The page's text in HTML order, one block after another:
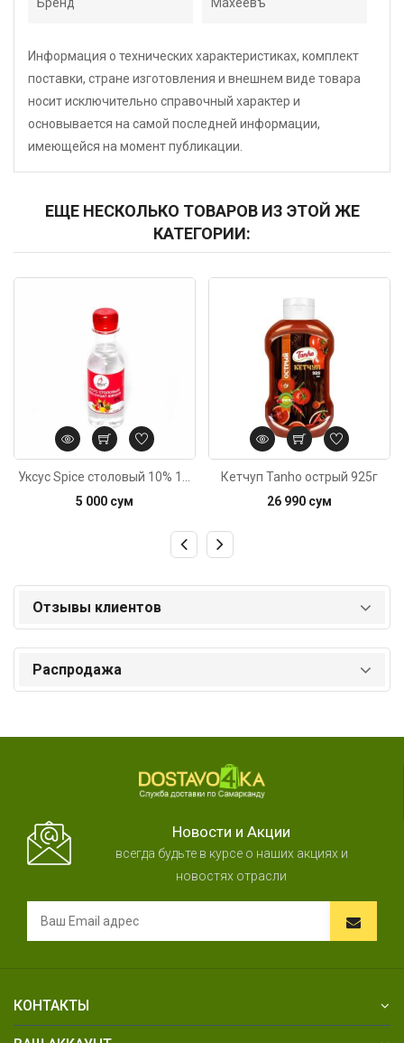
Информация о технических характеристиках, комплект
поставки, стране изготовления и внешнем виде товара
носит исключительно справочный характер и
основывается на самой последней информации,
имеющейся на момент публикации.
ЕЩЕ НЕСКОЛЬКО ТОВАРОВ ИЗ ЭТОЙ ЖЕ
КАТЕГОРИИ:
5 000 сум
Кетчуп Tanho острый 925г
26 990 сум
Отзывы клиентов
Распродажа
Новости и Акции
всегда будьте в курсе о наших акциях и
новостях отрасли
КОНТАКТЫ